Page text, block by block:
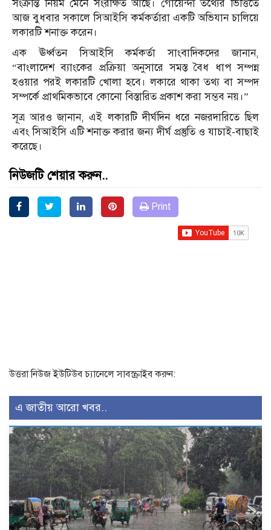
সংক্রান্ত নিয়ম মেনে সংরক্ষিত আছে। গোয়েন্দা তথ্যের ভিত্তিতে
আজ বুধবার সকালে সিআইসি কর্মকর্তারা একটি অভিযান চালিয়ে
লকারটি শনাক্ত করেন।
এক ঊর্ধ্বতন সিআইসি কর্মকর্তা সাংবাদিকদের জানান,
“বাংলাদেশ ব্যাংকের প্রক্রিয়া অনুসারে সমস্ত বৈধ ধাপ সম্পন্ন
হওয়ার পরই লকারটি খোলা হবে। লকারে থাকা তথ্য বা সম্পদ
সম্পর্কে প্রাথমিকভাবে কোনো বিস্তারিত প্রকাশ করা সম্ভব নয়।”
সূত্র আরও জানান, এই লকারটি দীর্ঘদিন ধরে নজরদারিতে ছিল
এবং সিআইসি এটি শনাক্ত করার জন্য দীর্ঘ প্রস্তুতি ও যাচাই-বাছাই
করেছে।
নিউজটি শেয়ার করুন..
Print
উত্তরা নিউজ ইউটিউব চ্যানেলে সাবস্ক্রাইব করুন:
এ জাতীয় আরো খবর..